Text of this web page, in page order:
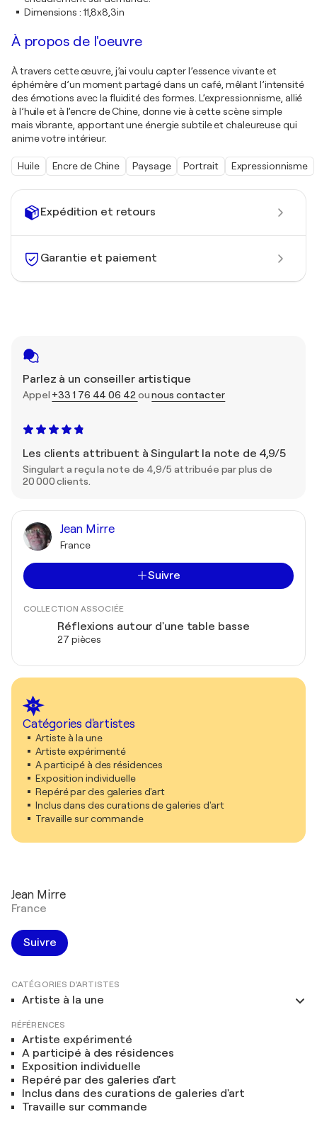
Expédition et retours
Garantie et paiement
Parlez à un conseiller artistique
Appel +33 1 76 44 06 42 ounous contacter
Les clients attribuent à Singulart la note de 4,9/5
Singulart a reçu la note de 4,9/5 attribuée par plus de
20 000 clients.
Jean Mirre
France
Suivre
COLLECTION ASSOCIÉE
Réflexions autour d'une table basse
27 pièces
Catégories d'artistes
Artiste à la une
Artiste expérimenté
A participé à des résidences
Exposition individuelle
Repéré par des galeries d'art
Inclus dans des curations de galeries d'art
Travaille sur commande
Dimensions : 11,8x8,3in
À propos de l'oeuvre
À travers cette œuvre, j’ai voulu capter l’essence vivante et
éphémère d’un moment partagé dans un café, mêlant l’intensité
des émotions avec la fluidité des formes. L’expressionnisme, allié
à l’huile et à l’encre de Chine, donne vie à cette scène simple
mais vibrante, apportant une énergie subtile et chaleureuse qui
anime votre intérieur.
Huile Encre de Chine Paysage Portrait Expressionnisme
Jean Mirre
France
Suivre
CATÉGORIES D'ARTISTES
Artiste à la une
RÉFÉRENCES
Artiste expérimenté
A participé à des résidences
Exposition individuelle
Repéré par des galeries d'art
Inclus dans des curations de galeries d'art
Travaille sur commande